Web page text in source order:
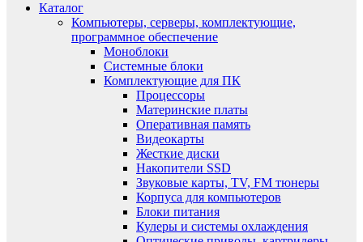
Каталог
Компьютеры, серверы, комплектующие,
программное обеспечение
Моноблоки
Системные блоки
Комплектующие для ПК
Процессоры
Материнские платы
Оперативная память
Видеокарты
Жесткие диски
Накопители SSD
Звуковые карты, TV, FM тюнеры
Корпуса для компьютеров
Блоки питания
Кулеры и системы охлаждения